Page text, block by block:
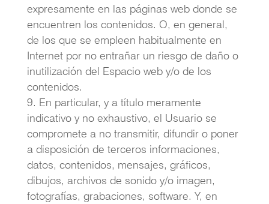
expresamente en las páginas web donde se
encuentren los contenidos. O, en general,
de los que se empleen habitualmente en
Internet por no entrañar un riesgo de daño o
inutilización del Espacio web y/o de los
contenidos.
En particular, y a título meramente
indicativo y no exhaustivo, el Usuario se
compromete a no transmitir, difundir o poner
a disposición de terceros informaciones,
datos, contenidos, mensajes, gráficos,
dibujos, archivos de sonido y/o imagen,
fotografías, grabaciones, software. Y, en